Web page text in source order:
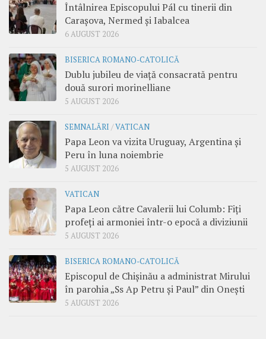
Întâlnirea Episcopului Pál cu tinerii din
Carașova, Nermed și Iabalcea
6 AUGUST 2026
BISERICA ROMANO-CATOLICĂ
Dublu jubileu de viață consacrată pentru
două surori morinelliane
5 AUGUST 2026
SEMNALĂRI /VATICAN
Papa Leon va vizita Uruguay, Argentina și
Peru în luna noiembrie
5 AUGUST 2026
VATICAN
Papa Leon către Cavalerii lui Columb: Fiți
profeți ai armoniei într-o epocă a diviziunii
5 AUGUST 2026
BISERICA ROMANO-CATOLICĂ
Episcopul de Chișinău a administrat Mirului
în parohia „Ss Ap Petru și Paul” din Onești
5 AUGUST 2026